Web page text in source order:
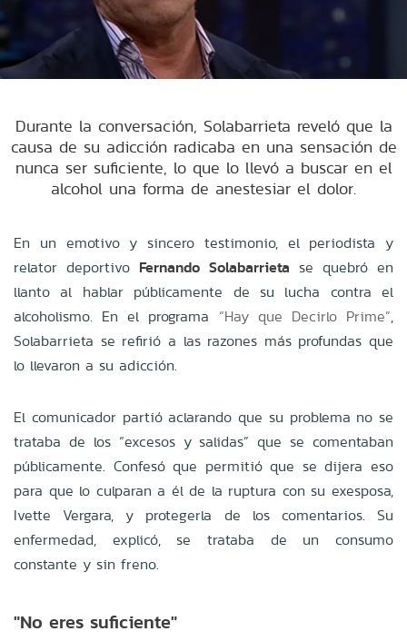
Durante la conversación, Solabarrieta reveló que la
causa de su adicción radicaba en una sensación de
nunca ser suficiente, lo que lo llevó a buscar en el
alcohol una forma de anestesiar el dolor.
En un emotivo y sincero testimonio, el periodista y
relator deportivo Fernando Solabarrieta se quebró en
llanto al hablar públicamente de su lucha contra el
alcoholismo. En el programa “Hay que Decirlo Prime”,
Solabarrieta se refirió a las razones más profundas que
lo llevaron a su adicción.
El comunicador partió aclarando que su problema no se
trataba de los “excesos y salidas” que se comentaban
públicamente. Confesó que permitió que se dijera eso
para que lo culparan a él de la ruptura con su exesposa,
Ivette Vergara, y protegerla de los comentarios. Su
enfermedad, explicó, se trataba de un consumo
constante y sin freno.
"No eres suficiente"